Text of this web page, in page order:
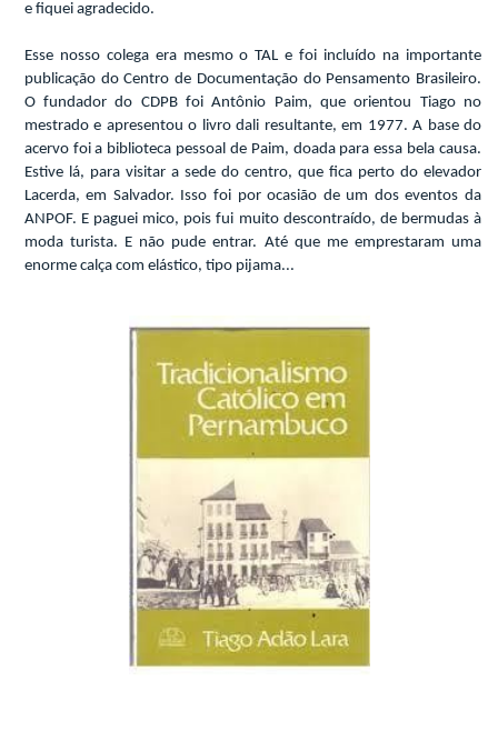
e fiquei agradecido.
Esse nosso colega era mesmo o TAL e foi incluído na importante
publicação do Centro de Documentação do Pensamento Brasileiro.
O fundador do CDPB foi Antônio Paim, que orientou Tiago no
mestrado e apresentou o livro dali resultante, em 1977. A base do
acervo foi a biblioteca pessoal de Paim, doada para essa bela causa.
Estive lá, para visitar a sede do centro, que fica perto do elevador
Lacerda, em Salvador. Isso foi por ocasião de um dos eventos da
ANPOF. E paguei mico, pois fui muito descontraído, de bermudas à
moda turista. E não pude entrar. Até que me emprestaram uma
enorme calça com elástico, tipo pijama...